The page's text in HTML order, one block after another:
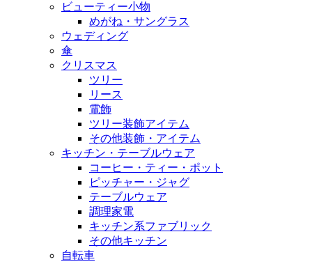
ビューティー小物
めがね・サングラス
ウェディング
傘
クリスマス
ツリー
リース
電飾
ツリー装飾アイテム
その他装飾・アイテム
キッチン・テーブルウェア
コーヒー・ティー・ポット
ピッチャー・ジャグ
テーブルウェア
調理家電
キッチン系ファブリック
その他キッチン
自転車